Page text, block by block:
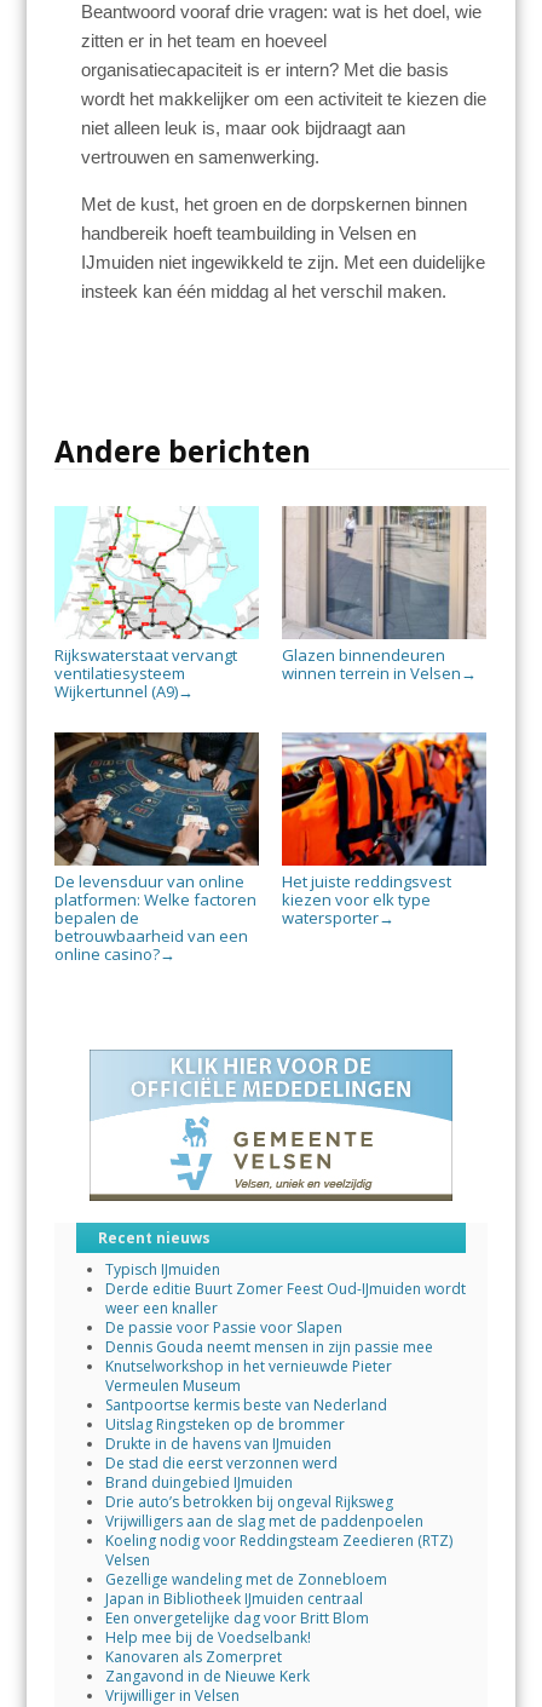
Beantwoord vooraf drie vragen: wat is het doel, wie
zitten er in het team en hoeveel
organisatiecapaciteit is er intern? Met die basis
wordt het makkelijker om een activiteit te kiezen die
niet alleen leuk is, maar ook bijdraagt aan
vertrouwen en samenwerking.
Met de kust, het groen en de dorpskernen binnen
handbereik hoeft teambuilding in Velsen en
IJmuiden niet ingewikkeld te zijn. Met een duidelijke
insteek kan één middag al het verschil maken.
Andere berichten
Rijkswaterstaat vervangt
ventilatiesysteem
Wijkertunnel (A9)→
Glazen binnendeuren
winnen terrein in Velsen →
De levensduur van online
platformen: Welke factoren
bepalen de
betrouwbaarheid van een
online casino?→
Het juiste reddingsvest
kiezen voor elk type
watersporter→
Recent nieuws
Typisch IJmuiden
Derde editie Buurt Zomer Feest Oud-IJmuiden wordt
weer een knaller
De passie voor Passie voor Slapen
Dennis Gouda neemt mensen in zijn passie mee
Knutselworkshop in het vernieuwde Pieter
Vermeulen Museum
Santpoortse kermis beste van Nederland
Uitslag Ringsteken op de brommer
Drukte in de havens van IJmuiden
De stad die eerst verzonnen werd
Brand duingebied IJmuiden
Drie auto’s betrokken bij ongeval Rijksweg
Vrijwilligers aan de slag met de paddenpoelen
Koeling nodig voor Reddingsteam Zeedieren (RTZ)
Velsen
Gezellige wandeling met de Zonnebloem
Japan in Bibliotheek IJmuiden centraal
Een onvergetelijke dag voor Britt Blom
Help mee bij de Voedselbank!
Kanovaren als Zomerpret
Zangavond in de Nieuwe Kerk
Vrijwilliger in Velsen